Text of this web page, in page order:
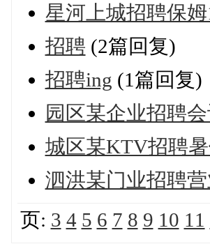
星河上城招聘保姆
招聘 (2篇回复)
招聘ing (1篇回复)
园区某企业招聘
城区某KTV招聘
泗洪某门业招聘营
页: 3 4 5 6 7 8 9 10 11